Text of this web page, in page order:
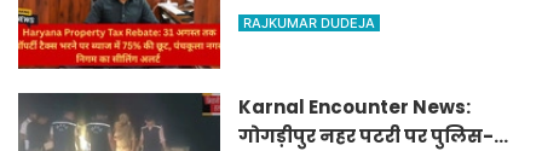
टैक्स भरने पर ब्याज में 75% की
RAJKUMAR DUDEJA
Karnal Encounter News:
गोगड़ीपुर नहर पटरी पर पुलिस-